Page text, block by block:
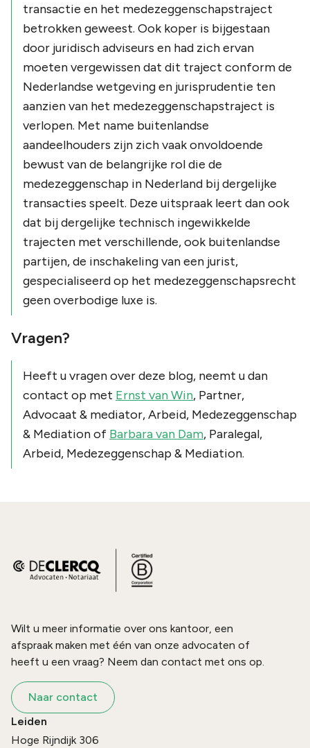
transactie en het medezeggenschapstraject
betrokken geweest. Ook koper is bijgestaan
door juridisch adviseurs en had zich ervan
moeten vergewissen dat dit traject conform de
Nederlandse wetgeving en jurisprudentie ten
aanzien van het medezeggenschapstraject is
verlopen. Met name buitenlandse
aandeelhouders zijn zich vaak onvoldoende
bewust van de belangrijke rol die de
medezeggenschap in Nederland bij dergelijke
transacties speelt. Deze uitspraak leert dan ook
dat bij dergelijke technisch ingewikkelde
trajecten met verschillende, ook buitenlandse
partijen, de inschakeling van een jurist,
gespecialiseerd op het medezeggenschapsrecht
geen overbodige luxe is.
Vragen?
Heeft u vragen over deze blog, neemt u dan
contact op met Ernst van Win, Partner,
Advocaat & mediator, Arbeid, Medezeggenschap
& Mediation of Barbara van Dam, Paralegal,
Arbeid, Medezeggenschap & Mediation.
Wilt u meer informatie over ons kantoor, een
afspraak maken met één van onze advocaten of
heeft u een vraag? Neem dan contact met ons op.
Naar contact
Leiden
Hoge Rijndijk 306